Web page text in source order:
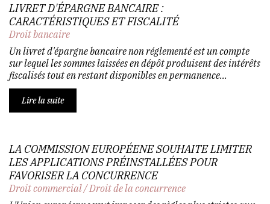
LIVRET D'ÉPARGNE BANCAIRE :
CARACTÉRISTIQUES ET FISCALITÉ
Droit bancaire
Un livret d'épargne bancaire non réglementé est un compte
sur lequel les sommes laissées en dépôt produisent des intérêts
fiscalisés tout en restant disponibles en permanence...
Lire la suite
LA COMMISSION EUROPÉENE SOUHAITE LIMITER
LES APPLICATIONS PRÉINSTALLÉES POUR
FAVORISER LA CONCURRENCE
Droit commercial/Droit de la concurrence